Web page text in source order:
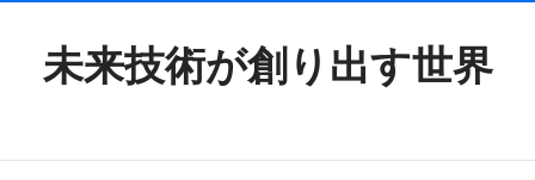
未来技術が創り出す世界